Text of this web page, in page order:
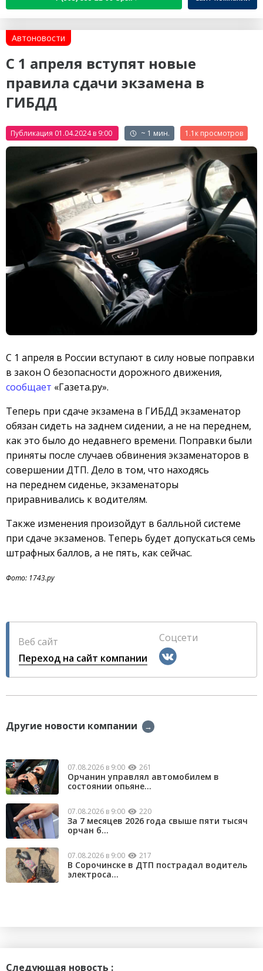
Автоновости
C 1 апреля вступят новые
правила сдачи экзамена в
ГИБДД
Публикация 01.04.2024 в 9:00 ~ 1 мин. 1.1к
С 1 апреля в России вступают в силу новые поправки
в закон О безопасности дорожного движения,
сообщает «Газета.ру».
Теперь при сдаче экзамена в ГИБДД экзаменатор
обязан сидеть на заднем сидении, а не на переднем,
как это было до недавнего времени. Поправки были
приняты после случаев обвинения экзаменаторов в
совершении ДТП. Дело в том, что находясь
на переднем сиденье, экзаменаторы
приравнивались к водителям.
Также изменения произойдут в балльной системе
при сдаче экзаменов. Теперь будет допускаться семь
штрафных баллов, а не пять, как сейчас.
Фото: 1743.ру
Веб сайт
Переход на сайт компании
Соцсети
Другие новости компании →
07.08.2026 в 9:00 261
Орчанин управлял автомобилем в
состоянии опьяне...
07.08.2026 в 9:00 220
За 7 месяцев 2026 года свыше пяти тысяч
орчан б...
07.08.2026 в 9:00 217
В Сорочинске в ДТП пострадал водитель
электроса...
Следующая новость :